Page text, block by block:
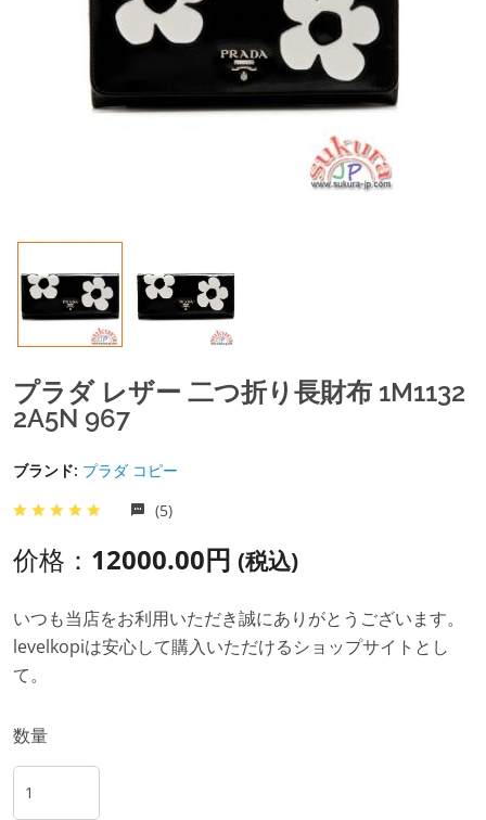
プラダ レザー 二つ折り長財布 1M1132
2A5N 967
ブランド: プラダ コピー
(5)
价格： 12000.00円 (税込)
いつも当店をお利用いただき誠にありがとうございます。
levelkopiは安心して購入いただけるショップサイトとし
て。
数量